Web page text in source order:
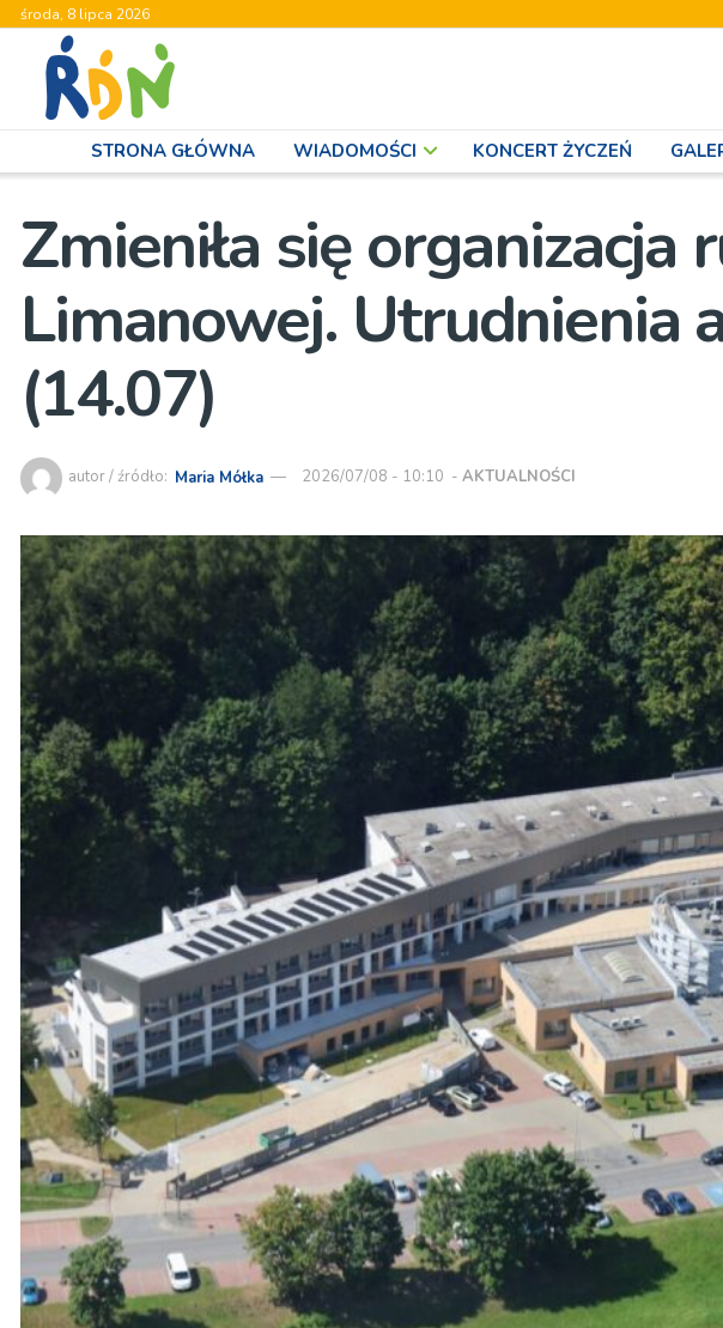
środa, 8 lipca 2026
STRONA GŁÓWNA WIADOMOŚCI KONCERT ŻYCZEŃ
Zmieniła się
Limanowej. Utrudnienia
(14.07)
autor / źródło: Maria Mółka 2026/07/08 - 10:10 - AKTUALNOŚCI